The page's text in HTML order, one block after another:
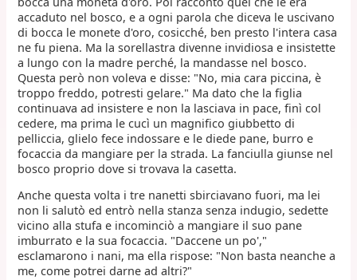
accaduto nel bosco, e a ogni parola che diceva le uscivano
di bocca le monete d'oro, cosicché, ben presto l'intera casa
ne fu piena. Ma la sorellastra divenne invidiosa e insistette
a lungo con la madre perché, la mandasse nel bosco.
Questa però non voleva e disse: "No, mia cara piccina, è
troppo freddo, potresti gelare." Ma dato che la figlia
continuava ad insistere e non la lasciava in pace, finì col
cedere, ma prima le cucì un magnifico giubbetto di
pelliccia, glielo fece indossare e le diede pane, burro e
focaccia da mangiare per la strada. La fanciulla giunse nel
bosco proprio dove si trovava la casetta.
Anche questa volta i tre nanetti sbirciavano fuori, ma lei
non li salutò ed entrò nella stanza senza indugio, sedette
vicino alla stufa e incominciò a mangiare il suo pane
imburrato e la sua focaccia. "Daccene un po',"
esclamarono i nani, ma ella rispose: "Non basta neanche a
me, come potrei darne ad altri?"